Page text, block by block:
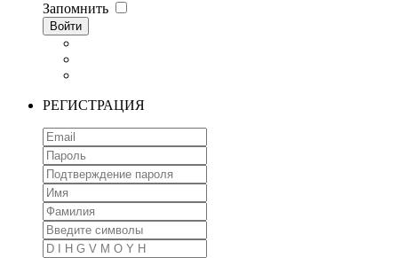
Запомнить
Войти
РЕГИСТРАЦИЯ